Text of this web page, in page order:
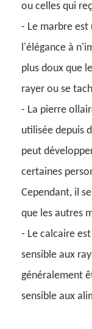
ou celles qui
- Le marbre est
l'élégance à
plus doux que
rayer ou se
- La pierre
utilisée depuis
peut
certaines
Cependant, il
que les autres
- Le calcaire
sensible aux
généralement
sensible aux